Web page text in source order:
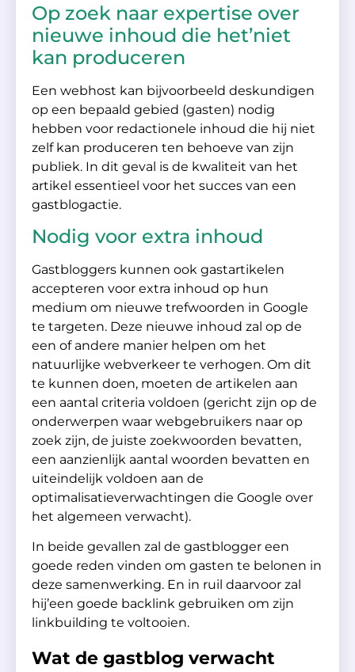
Op zoek naar expertise over
nieuwe inhoud die het’niet
kan produceren
Een webhost kan bijvoorbeeld deskundigen
op een bepaald gebied (gasten) nodig
hebben voor redactionele inhoud die hij niet
zelf kan produceren ten behoeve van zijn
publiek. In dit geval is de kwaliteit van het
artikel essentieel voor het succes van een
gastblogactie.
Nodig voor extra inhoud
Gastbloggers kunnen ook gastartikelen
accepteren voor extra inhoud op hun
medium om nieuwe trefwoorden in Google
te targeten. Deze nieuwe inhoud zal op de
een of andere manier helpen om het
natuurlijke webverkeer te verhogen. Om dit
te kunnen doen, moeten de artikelen aan
een aantal criteria voldoen (gericht zijn op de
onderwerpen waar webgebruikers naar op
zoek zijn, de juiste zoekwoorden bevatten,
een aanzienlijk aantal woorden bevatten en
uiteindelijk voldoen aan de
optimalisatieverwachtingen die Google over
het algemeen verwacht).
In beide gevallen zal de gastblogger een
goede reden vinden om gasten te belonen in
deze samenwerking. En in ruil daarvoor zal
hij’een goede backlink gebruiken om zijn
linkbuilding te voltooien.
Wat de gastblog verwacht